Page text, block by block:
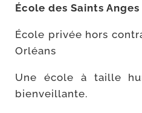
École des Saints
École pri­vée hors
Orléans
Une école à taille
bienveillante.